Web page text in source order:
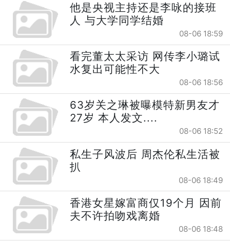
他是央视主持还是李咏的接班
人 与大学同学结婚
08-06 18:59
看完董太太采访 网传李小璐试
水复出可能性不大
08-06 18:56
63岁关之琳被曝模特新男友才
27岁 本人发文....
08-06 18:52
私生子风波后 周杰伦私生活被
扒
08-06 18:49
香港女星嫁富商仅19个月 因前
夫不许拍吻戏离婚
08-06 18:48